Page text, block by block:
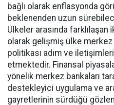
bağlı olarak enflasyonda
beklenenden uzun
Ülkeler arasında farklılaşan
olarak gelişmiş ülke merkez
politikası adım ve
etmektedir. Finansal
yönelik merkez bankaları
destekleyici uygulama ve
gayretlerinin sürdüğü